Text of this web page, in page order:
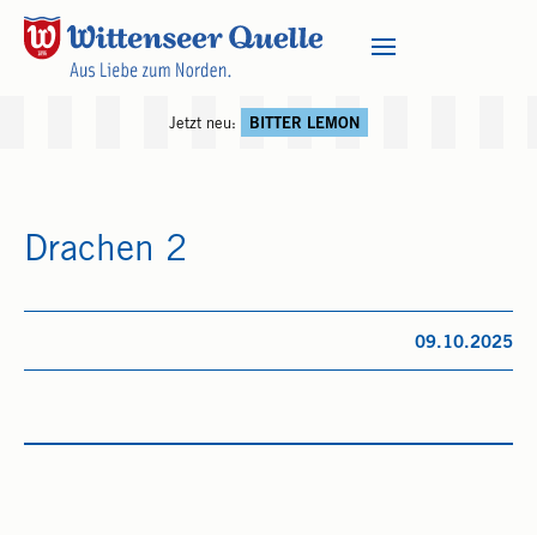
Jetzt neu: BITTER LEMON
Drachen 2
09.10.2025